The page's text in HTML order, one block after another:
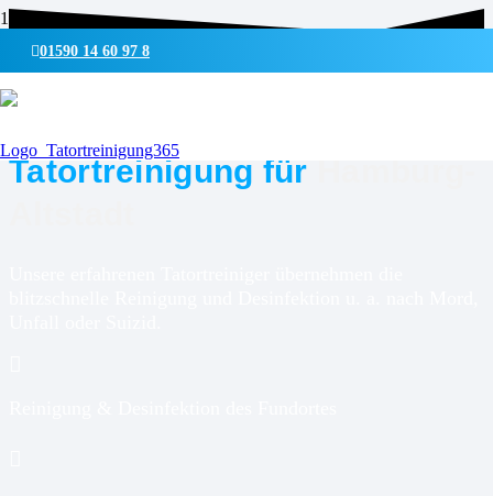
01590 14 60 97 8
Tatortreinigung für